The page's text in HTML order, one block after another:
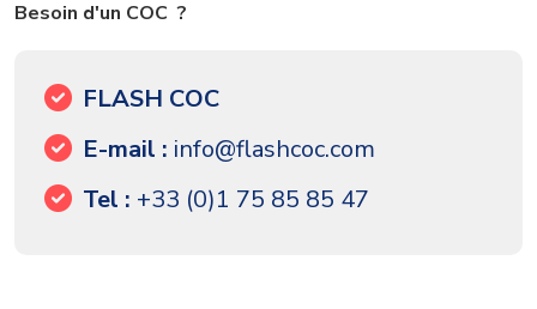
Besoin d'un COC ?
FLASH COC
E-mail : info@flashcoc.com
Tel : +33 (0)1 75 85 85 47